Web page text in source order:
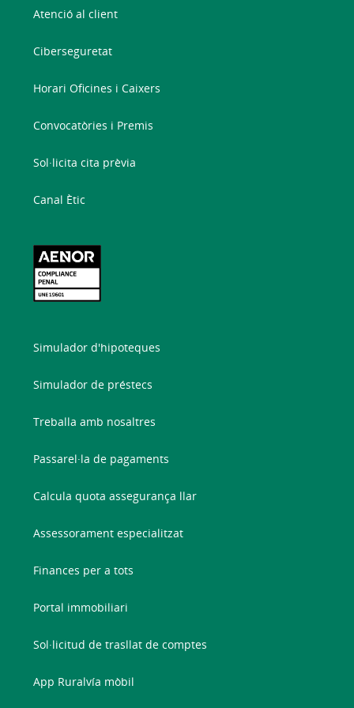
Atenció al client
Ciberseguretat
Horari Oficines i Caixers
Convocatòries i Premis
Sol·licita cita prèvia
Canal Ètic
Simulador d'hipoteques
Simulador de préstecs
Treballa amb nosaltres
Passarel·la de pagaments
Calcula quota assegurança llar
Assessorament especialitzat
Finances per a tots
Portal immobiliari
Sol·licitud de trasllat de comptes
App Ruralvía mòbil